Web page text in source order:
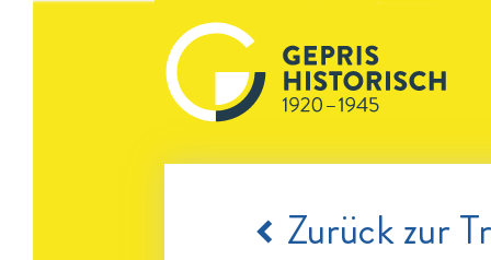
Zurück zur